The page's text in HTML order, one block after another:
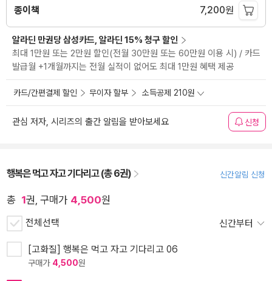
종이책 7,200원
알라딘 만권당 삼성카드, 알라딘 15% 청구 할인
최대 1만원 또는 2만원 할인(전월 30만원 또는 60만원 이용 시) / 카드
발급월 +1개월까지는 전월 실적이 없어도 최대 1만원 혜택 제공
카드/간편결제 할인 무이자 할부 소득공제 210원
관심 저자, 시리즈의 출간 알림을 받아보세요 신청
행복은 먹고 자고 기다리고 (총 6권) 신간알림 신청
총 1권, 구매가 4,500원
전체선택 신간부터
[고화질] 행복은 먹고 자고 기다리고 06
구매가 4,500원